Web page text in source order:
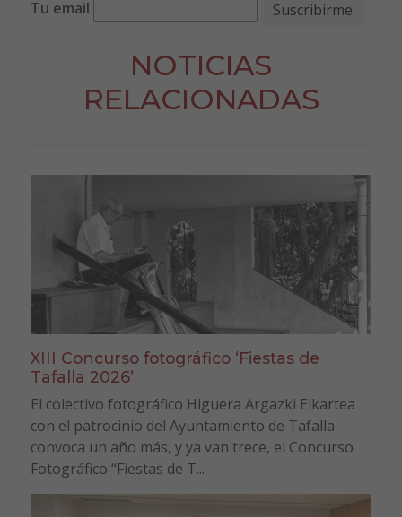
Tu email
NOTICIAS
RELACIONADAS
XIII Concurso fotográfico ‘Fiestas de
Tafalla 2026’
El colectivo fotográfico Higuera Argazki Elkartea
con el patrocinio del Ayuntamiento de Tafalla
convoca un año más, y ya van trece, el Concurso
Fotográfico “Fiestas de T...